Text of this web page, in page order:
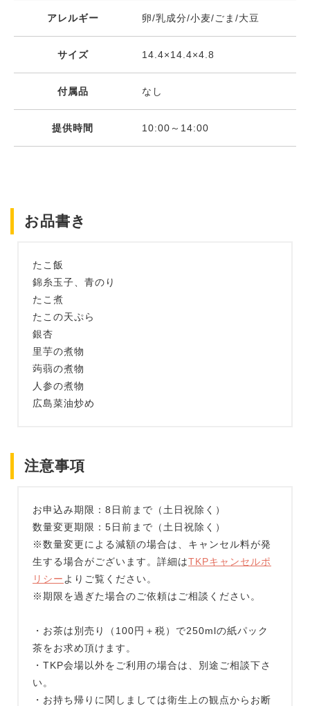
アレルギー 卵/乳成分/小麦/ごま/大豆
サイズ 14.4×14.4×4.8
付属品 なし
提供時間 10:00～14:00
お品書き
たこ飯
錦糸玉子、青のり
たこ煮
たこの天ぷら
銀杏
里芋の煮物
蒟蒻の煮物
人参の煮物
広島菜油炒め
注意事項
お申込み期限：8日前まで（土日祝除く）
数量変更期限：5日前まで（土日祝除く）
※数量変更による減額の場合は、キャンセル料が発
生する場合がございます。詳細はTKPキャンセルポ
リシー よりご覧ください。
※期限を過ぎた場合のご依頼はご相談ください。
・お茶は別売り（100円＋税）で250mlの紙パック
茶をお求め頂けます。
・TKP会場以外をご利用の場合は、別途ご相談下さ
い。
・お持ち帰りに関しましては衛生上の観点からお断